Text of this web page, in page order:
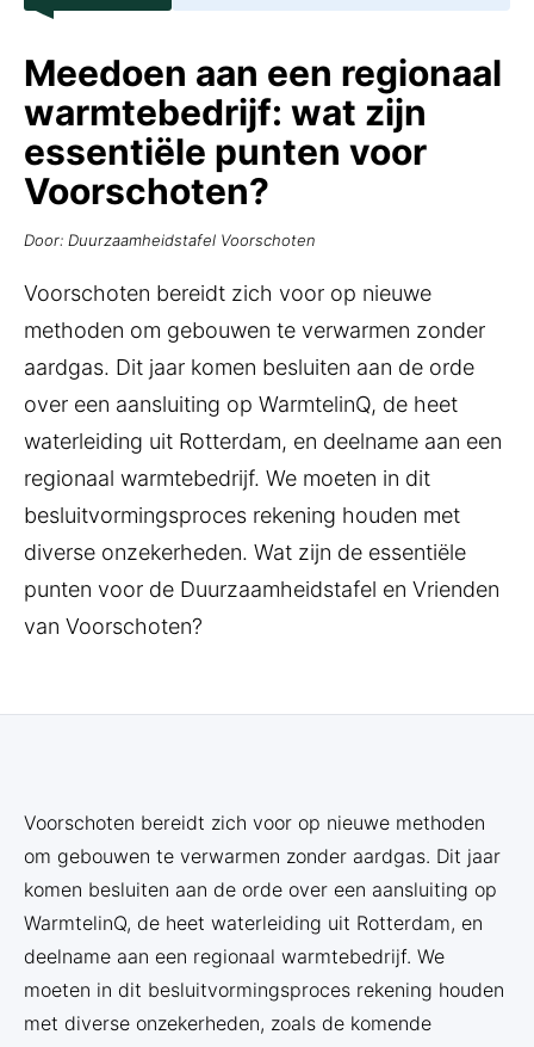
Meedoen aan een regionaal
warmtebedrijf: wat zijn
essentiële punten voor
Voorschoten?
Door: Duurzaamheidstafel Voorschoten
Voorschoten bereidt zich voor op nieuwe
methoden om gebouwen te verwarmen zonder
aardgas. Dit jaar komen besluiten aan de orde
over een aansluiting op WarmtelinQ, de heet
waterleiding uit Rotterdam, en deelname aan een
regionaal warmtebedrijf. We moeten in dit
besluitvormingsproces rekening houden met
diverse onzekerheden. Wat zijn de essentiële
punten voor de Duurzaamheidstafel en Vrienden
van Voorschoten?
Voorschoten bereidt zich voor op nieuwe methoden
om gebouwen te verwarmen zonder aardgas. Dit jaar
komen besluiten aan de orde over een aansluiting op
WarmtelinQ, de heet waterleiding uit Rotterdam, en
deelname aan een regionaal warmtebedrijf. We
moeten in dit besluitvormingsproces rekening houden
met diverse onzekerheden, zoals de komende